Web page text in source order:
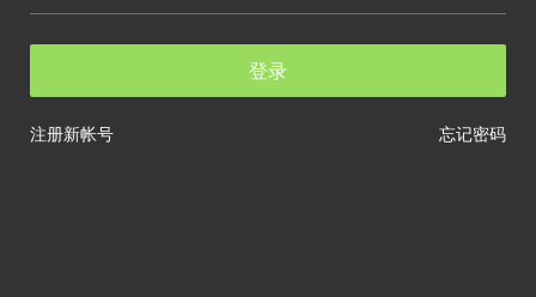
登录
忘记密码
注册新帐号